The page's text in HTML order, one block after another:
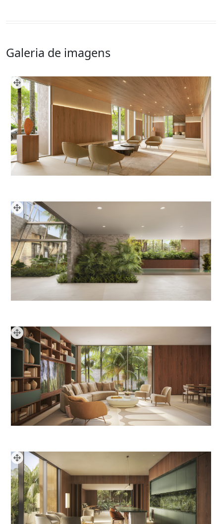
Galeria de imagens